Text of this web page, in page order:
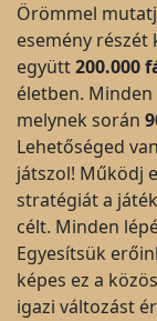
Örömmel
esemény részét
együtt200.000
életben.
melynek során
Lehetőséged
játszol! Működj
stratégiát a
célt. Minden
Egyesítsük
képes ez a
igazi változást